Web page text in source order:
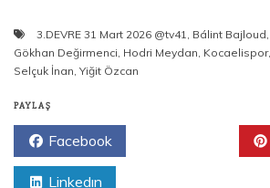
3.DEVRE 31 Mart 2026 @tv41 Bálint Bajloud
Gökhan Değirmenci Hodri Meydan Kocaelispor,
Selçuk İnan Yiğit Özcan
PAYLAŞ
Facebook
Linkedın